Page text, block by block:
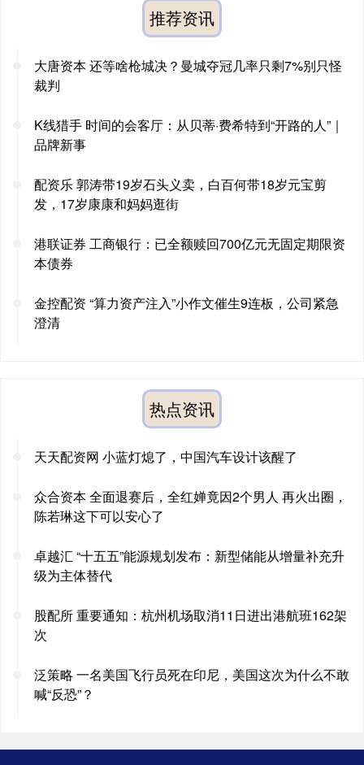
推荐资讯
大唐资本 还等啥枪城决？曼城夺冠几率只剩7%别只怪
裁判
K线猎手 时间的会客厅：从贝蒂·费希特到“开路的人”｜
品牌新事
配资乐 郭涛带19岁石头义卖，白百何带18岁元宝剪
发，17岁康康和妈妈逛街
港联证券 工商银行：已全额赎回700亿元无固定期限资
本债券
金控配资 “算力资产注入”小作文催生9连板，公司紧急
澄清
热点资讯
天天配资网 小蓝灯熄了，中国汽车设计该醒了
众合资本 全面退赛后，全红婵竟因2个男人 再火出圈，
陈若琳这下可以安心了
卓越汇 “十五五”能源规划发布：新型储能从增量补充升
级为主体替代
股配所 重要通知：杭州机场取消11日进出港航班162架
次
泛策略 一名美国飞行员死在印尼，美国这次为什么不敢
喊“反恐”？